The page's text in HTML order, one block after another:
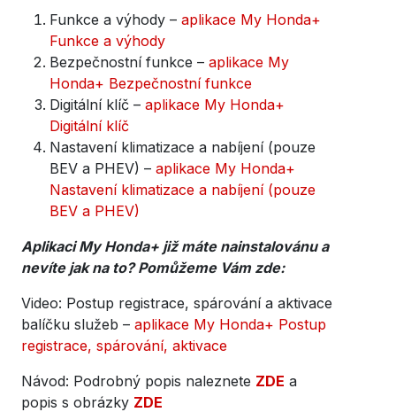
Funkce a výhody – aplikace My Honda+
Funkce a výhody
Bezpečnostní funkce – aplikace My
Honda+ Bezpečnostní funkce
Digitální klíč – aplikace My Honda+
Digitální klíč
Nastavení klimatizace a nabíjení (pouze
BEV a PHEV) – aplikace My Honda+
Nastavení klimatizace a nabíjení (pouze
BEV a PHEV)
Aplikaci My Honda+ již máte nainstalovánu a
nevíte jak na to? Pomůžeme Vám zde:
Video: Postup registrace, spárování a aktivace
balíčku služeb – aplikace My Honda+ Postup
registrace, spárování, aktivace
Návod: Podrobný popis naleznete ZDE a
popis s obrázky ZDE